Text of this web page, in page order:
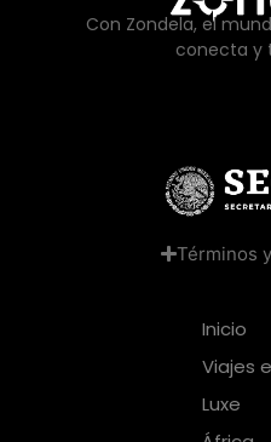
Con Zondela, el
conecta y
Términos
Inicio
Viajes
Luxe